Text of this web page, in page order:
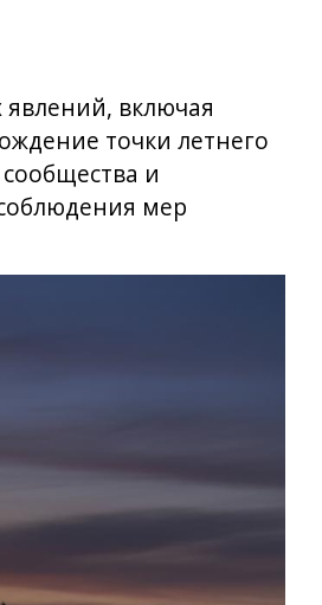
включая
точки летнего
и
мер